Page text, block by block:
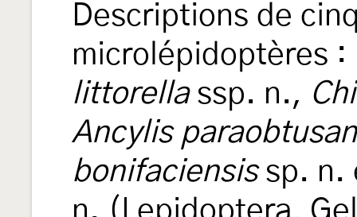
Descriptions de
microlépidoptères :
littorellassp. n.,
Ancylis
bonifaciensissp. n.